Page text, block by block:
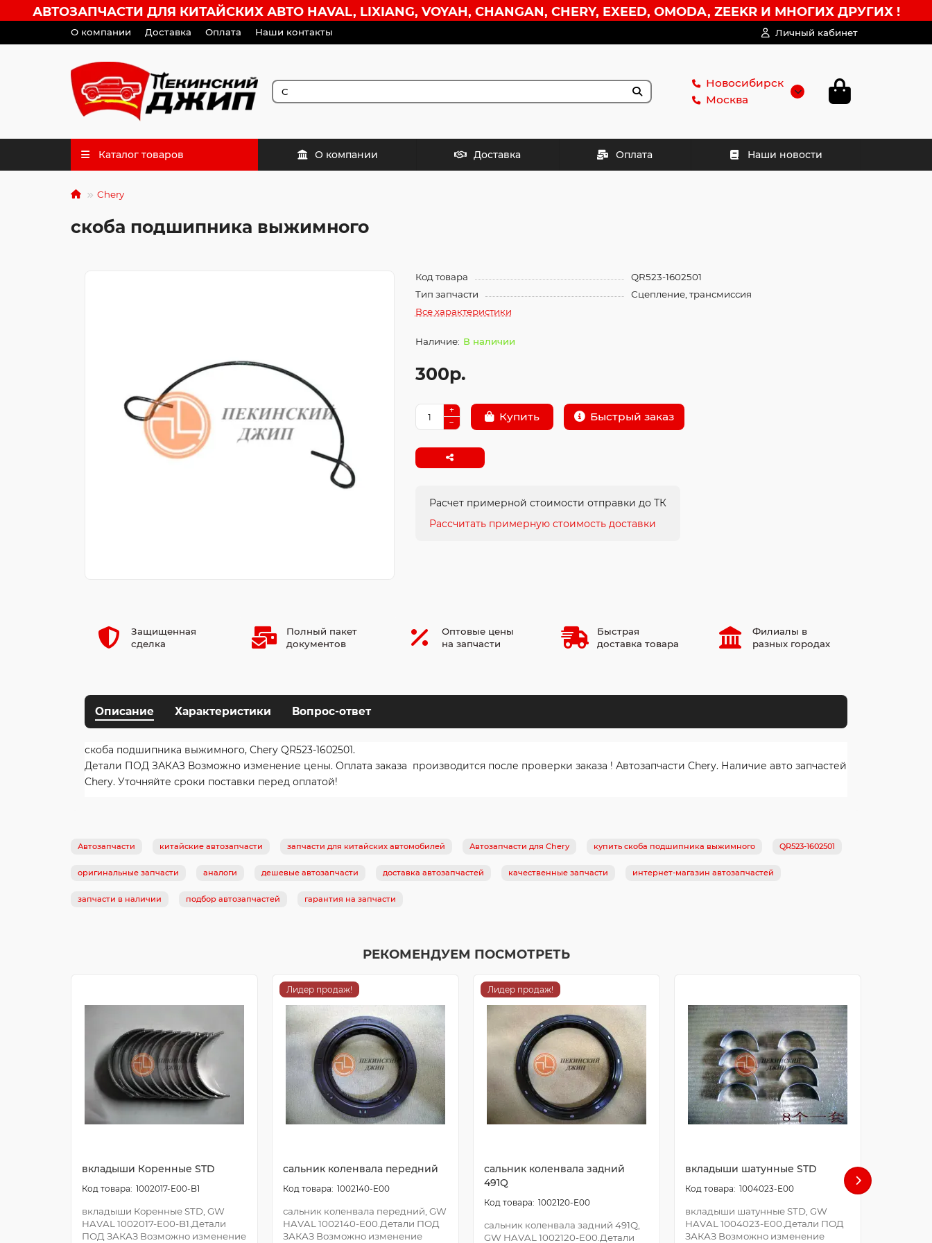
АВТОЗАПЧАСТИ ДЛЯ КИТАЙСКИХ АВТО HAVAL, LIXIANG, VOYAH, CHANGAN, CHERY, EXEED, OMODA, ZEEKR И МНОГИХ ДРУГИХ !
О компании Доставка Оплата Наши контакты Личный кабинет
Новосибирск
Москва
Каталог товаров О компании Доставка Оплата Наши новости
Chery
скоба подшипника выжимного
Код товара
QR523-1602501
Тип запчасти
Сцепление, трансмиссия
Все характеристики
В наличии
300р.
Купить Быстрый заказ
Расчет примерной стоимости отправки до ТК
Рассчитать примерную стоимость доставки
Защищенная
сделка
Полный пакет
документов
Оптовые цены
на запчасти
Быстрая
доставка товара
Филиалы в
разных городах
Описание Характеристики Вопрос-ответ
скоба подшипника выжимного, Chery QR523-1602501.
Детали ПОД ЗАКАЗ Возможно изменение цены. Оплата заказа производится после проверки заказа ! Автозапчасти Chery. Наличие авто запчастей
Chery. Уточняйте сроки поставки перед оплатой!
Автозапчасти китайские автозапчасти запчасти для китайских автомобилей Автозапчасти для Chery купить скоба подшипника выжимного QR523-1602501
оригинальные запчасти аналоги дешевые автозапчасти доставка автозапчастей качественные запчасти интернет-магазин автозапчастей
запчасти в наличии подбор автозапчастей гарантия на запчасти
РЕКОМЕНДУЕМ ПОСМОТРЕТЬ
вкладыши Коренные STD
1002017-E00-B1
вкладыши Коренные STD, GW
HAVAL 1002017-E00-B1.Детали
ПОД ЗАКАЗ Возможно изменение
Лидер продаж!
сальник коленвала передний
1002140-E00
сальник коленвала передний, GW
HAVAL 1002140-E00.Детали ПОД
ЗАКАЗ Возможно изменение
Лидер продаж!
сальник коленвала задний
491Q
1002120-E00
сальник коленвала задний 491Q,
GW HAVAL 1002120-E00.Детали
вкладыши шатунные STD
1004023-E00
вкладыши шатунные STD, GW
HAVAL 1004023-E00.Детали ПОД
ЗАКАЗ Возможно изменение